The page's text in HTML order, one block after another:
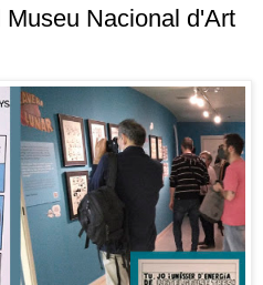
Nacional d'Art